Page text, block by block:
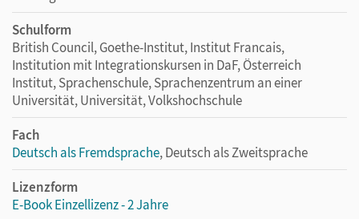
Schulform
British Council, Goethe-Institut, Institut Francais,
Institution mit Integrationskursen in DaF, Österreich
Institut, Sprachenschule, Sprachenzentrum an einer
Universität, Universität, Volkshochschule
Fach
Deutsch als Fremdsprache, Deutsch als Zweitsprache
Lizenzform
E-Book Einzellizenz - 2 Jahre